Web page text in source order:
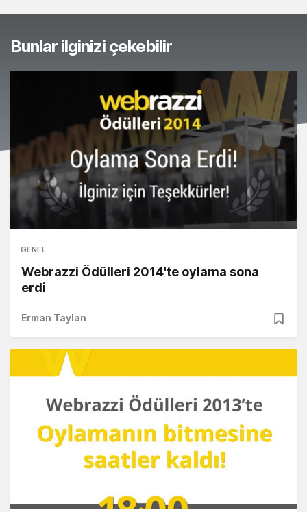
Bunlar ilginizi çekebilir
GENEL
Webrazzi Ödülleri 2014'te oylama sona
erdi
Erman Taylan